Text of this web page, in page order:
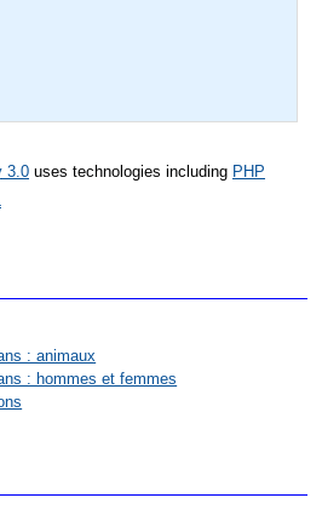
3.0 uses technologies including PHP
: animaux
: hommes et femmes